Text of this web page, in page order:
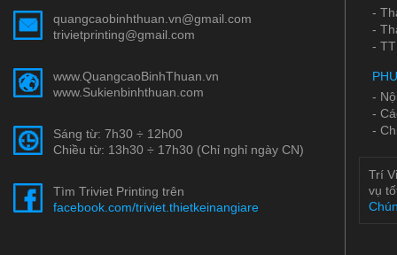
quangcaobinhthuan.vn@gmail.com
trivietprinting@gmail.com
www.QuangcaoBinhThuan.vn
www.Sukienbinhthuan.com
Sáng từ: 7h30 ÷ 12h00
Chiều từ: 13h30 ÷ 17h30 (Chỉ nghỉ ngày CN)
Tìm Triviet Printing trên
facebook.com/triviet.thietkeinangiare
-
-
-
-
-
-
Trí
vụ